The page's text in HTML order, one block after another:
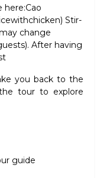
here:Cao
Stir-
change
After having
you back to the
tour to explore
guide